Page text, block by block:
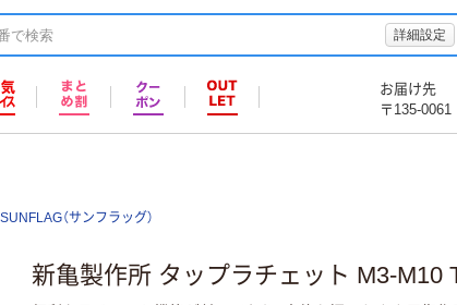
詳細設定
お届け先
〒135-0061
SUNFLAG（サンフラッグ）
新亀製作所 タップラチェット M3-M10